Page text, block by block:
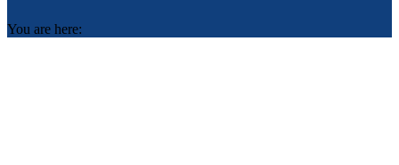
You are here: